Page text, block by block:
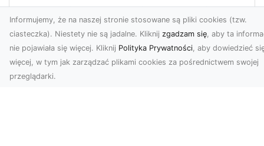
Usługi Koparkowe i Wyburzenia w
Radomiu – MA-TRANS Zapewnia
Kompleksowe Rozwiązania
MA-TRANS – Specjalista od Wyburzeń i
Rozbiórek Firma MA-TRANS z Radomia oferuje
Informujemy, że na naszej stronie stosowane są pliki cookies (tzw.
ciasteczka). Niestety nie są jadalne. Kliknij zgadzam się, aby ta
nie pojawiała się więcej. Kliknij Polityka Prywatności, aby dowiedzieć
więcej, w tym jak zarządzać plikami cookies za pośrednictwem swojej
przeglądarki.